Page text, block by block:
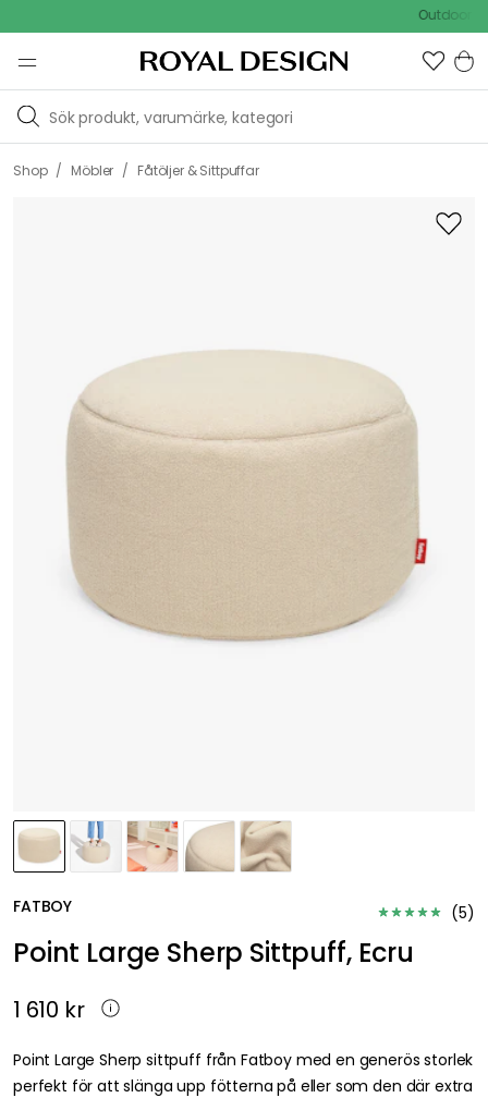
Outdoor Sale
Shop / Möbler / Fåtöljer & Sittpuffar
FATBOY (5)
Point Large Sherp Sittpuff, Ecru
1 610 kr
Point Large Sherp sittpuff från Fatboy med en generös storlek
perfekt för att slänga upp fötterna på eller som den där extra